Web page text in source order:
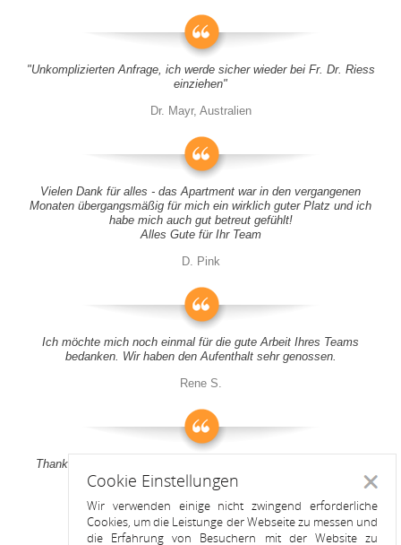
"Unkomplizierten Anfrage, ich werde sicher wieder bei Fr. Dr. Riess
einziehen"
Dr. Mayr, Australien
Vielen Dank für alles - das Apartment war in den vergangenen
Monaten übergangsmäßig für mich ein wirklich guter Platz und ich
habe mich auch gut betreut gefühlt!
Alles Gute für Ihr Team
D. Pink
Ich möchte mich noch einmal für die gute Arbeit Ihres Teams
bedanken. Wir haben den Aufenthalt sehr genossen.
Rene S.
Thank you all for your support! It was a pleasure to stay at your
apartment
Anitah S.
Cookie Einstellungen
Wir verwenden einige nicht zwingend erforderliche
Cookies, um die Leistunge der Webseite zu messen und
die Erfahrung von Besuchern mit der Website zu